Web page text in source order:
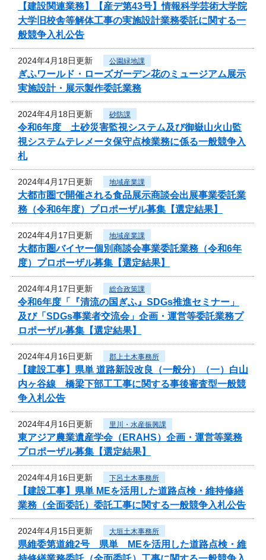
【建設関連業務】【産デ第43号】情報科学芸術大学院
大学旧校舎等解体工事の実施設計業務委託に関する一
般競争入札公告
2024年4月18日更新 公園緑地課
ぎふワールド・ローズガーデン花のミュージアム展示
実施設計・展示製作委託業務
2024年4月18日更新 砂防課
令和6年度 土砂災害監視システム及び御嶽山火山監
視システムテレメータ保守点検業務に係る一般競争入
札
2024年4月17日更新 地域産業課
大都市圏で開催される食品展示商談会出展事業委託業
務（令和6年度）プロポーザル募集【選定結果】
2024年4月17日更新 地域産業課
大都市圏バイヤー個別商談会事業委託業務（令和6年
度）プロポーザル募集【選定結果】
2024年4月17日更新 総合政策課
令和6年度「『清流の国ぎふ』SDGs推進セミナー」
及び「SDGs事業者交流会」企画・運営等委託業務プ
ロポーザル募集【選定結果】
2024年4月16日更新 郡上土木事務所
【建設工事】県単 道路新設改良（一般分）（一）白山
内ヶ谷線 橋梁下部工工事に関する事後審査型一般競
争入札公告
2024年4月16日更新 里川・水産振興課
東アジア農業遺産学会（ERAHS）企画・運営等業務
プロポーザル募集【選定結果】
2024年4月16日更新 下呂土木事務所
【建設工事】県単 MEを活用した道路点検・維持修繕
業務（全面委託）委託工事に関する一般競争入札公告
2024年4月15日更新 大垣土木事務所
県維委第道維2号 県単 MEを活用した道路点検・維